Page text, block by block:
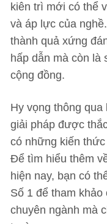
kiên trì mới có thể
và áp lực của
thành quả xứng
hấp dẫn mà còn là
cộng đồng.
Hy vọng thông
giải pháp được
có những kiến
Để tìm hiểu thêm
hiện nay, bạn có
Số 1 để tham
chuyên ngành mà